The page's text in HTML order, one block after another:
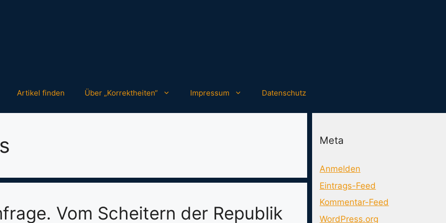
Artikel finden Über „Korrektheiten“ Impressum Datenschutz
Vom Scheitern der Republik
Meta
Anmelden
Eintrags-Feed
Kommentar-Feed
WordPress.org